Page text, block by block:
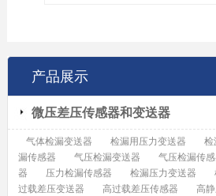
产品展示
微压差压传感器和变送器
气体检漏变送器 检漏用压力变送器 检
漏传感器
气压检漏变送器 气压检漏传
器
压力检漏传感器 检漏压力变送器
过载差压变送器
高过载差压传感器
高